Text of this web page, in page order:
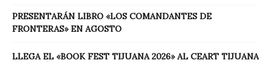
PRESENTARÁN LIBRO «LOS COMANDANTES DE
FRONTERAS» EN AGOSTO
LLEGA EL «BOOK FEST TIJUANA 2026» AL CEART TIJUANA